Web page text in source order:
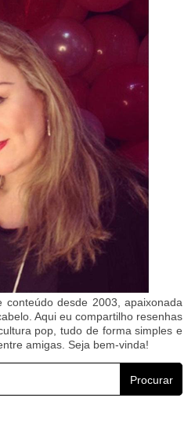
desde 2003, apaixonada
Aqui eu compartilho resenhas
pop, tudo de forma simples e
amigas. Seja bem-vinda!
Procurar